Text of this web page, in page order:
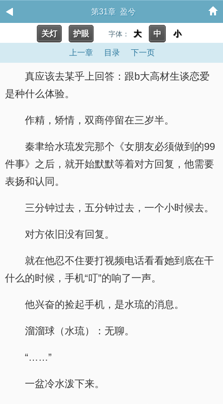
第31章 盈兮
关灯 护眼 字体： 大 中 小
上一章 目录 下一页
真应该去某乎上回答：跟b大高材生谈恋爱
是种什么体验。
作精，矫情，双商停留在三岁半。
秦聿给水琉发完那个《女朋友必须做到的99
件事》之后，就开始默默等着对方回复，他需要
表扬和认同。
三分钟过去，五分钟过去，一个小时候去。
对方依旧没有回复。
就在他忍不住要打视频电话看看她到底在干
什么的时候，手机“叮”的响了一声。
他兴奋的捡起手机，是水琉的消息。
溜溜球（水琉）：无聊。
“……”
一盆冷水泼下来。